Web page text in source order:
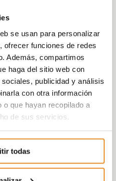
se usan para personalizar
ofrecer funciones de redes
Además, compartimos
haga del sitio web con
publicidad y análisis
con otra información
o que hayan recopilado a
de sus servicios.
todas
ellas con terraza,
unasmagníficas
disfrute y de toda tu
y solarium en la
ajardinado y Sala
baja para que
que más quieres
trabajo, además de
para que
día a día, por eso está